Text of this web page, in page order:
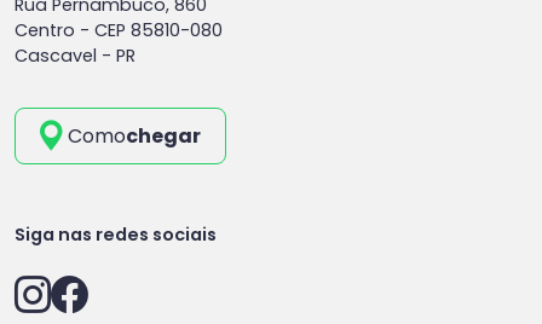
Rua Pernambuco, 860
Centro - CEP 85810-080
Cascavel - PR
Comochegar
Siga nas redes sociais